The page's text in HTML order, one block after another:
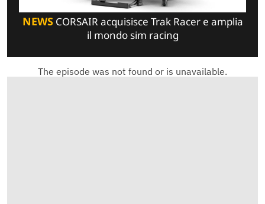
NEWSCORSAIR acquisisce Trak Racer e amplia
il mondo sim racing